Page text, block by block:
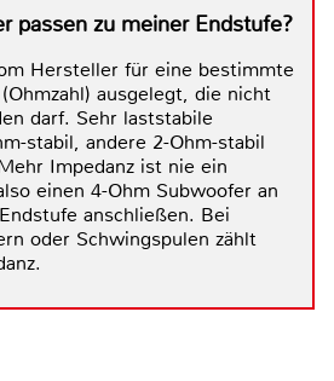
passen zu meiner Endstufe?
Hersteller für eine bestimmte
ausgelegt, die nicht
darf. Sehr laststabile
stabil, andere 2-Ohm-stabil
Impedanz ist nie ein
einen 4-Ohm Subwoofer an
anschließen. Bei
oder Schwingspulen zählt